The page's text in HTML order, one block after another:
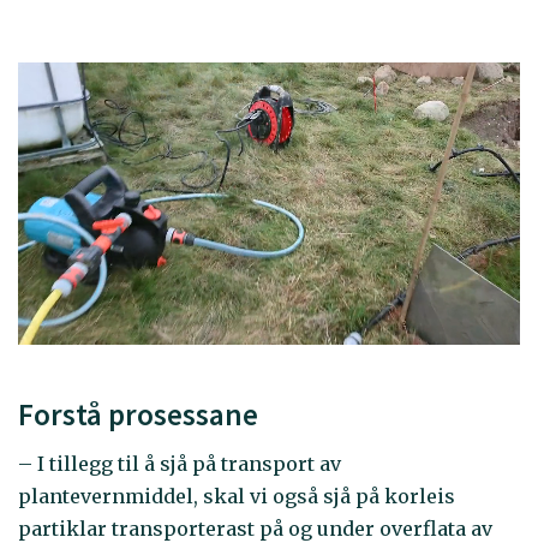
Forstå prosessane
– I tillegg til å sjå på transport av
plantevernmiddel, skal vi også sjå på korleis
partiklar transporterast på og under overflata av